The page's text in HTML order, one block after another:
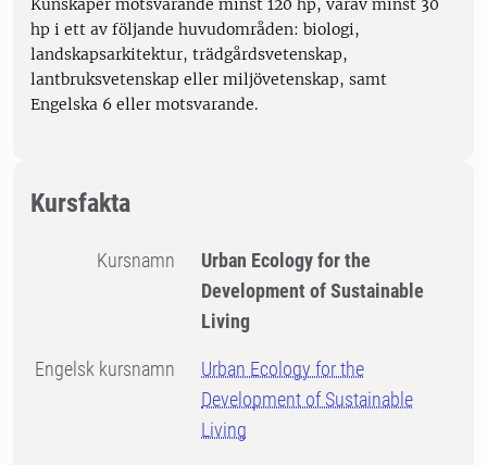
Kunskaper motsvarande minst 120 hp, varav minst 30
hp i ett av följande huvudområden: biologi,
landskapsarkitektur, trädgårdsvetenskap,
lantbruksvetenskap eller miljövetenskap, samt
Engelska 6 eller motsvarande.
Kursfakta
Kursnamn
Urban Ecology for the
Development of Sustainable
Living
Engelsk kursnamn
Urban Ecology for the
Development of Sustainable
Living